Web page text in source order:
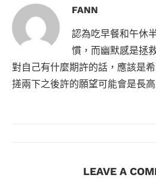
FANN
認為吃早餐和午休
慣，而幽默感是拯
對自己有什麼期許的話，應該是
搓兩下之後許的願望可能會是長高
LEAVE A